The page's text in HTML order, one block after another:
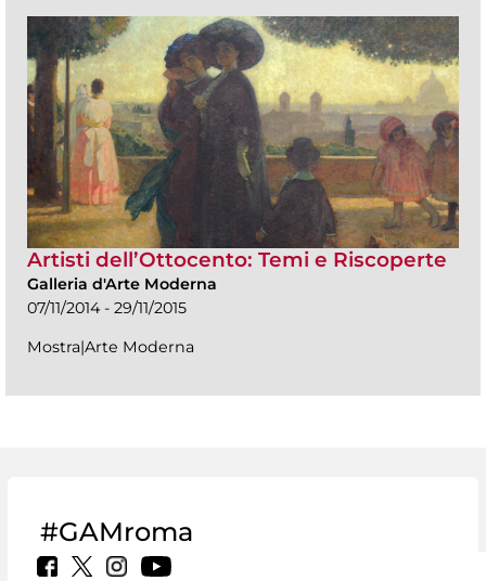
Artisti dell’Ottocento: Temi e Riscoperte
Galleria d'Arte Moderna
07/11/2014 - 29/11/2015
Mostra|Arte Moderna
#GAMroma